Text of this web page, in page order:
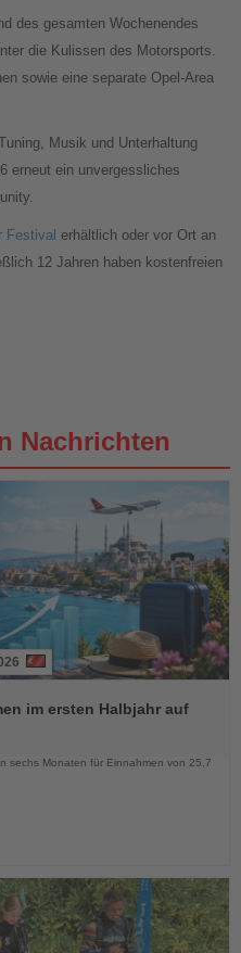
des gesamten Wochenendes
die Kulissen des Motorsports.
sowie eine separate Opel-Area
Musik und Unterhaltung
erneut ein unvergessliches
Festival erhältlich oder vor Ort an
12 Jahren haben kostenfreien
Nachrichten
im ersten Halbjahr auf
sechs Monaten für Einnahmen von 25,7